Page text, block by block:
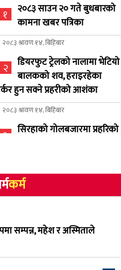
१
२०८३ साउन २० गते बुधबारको
कामना खबर पत्रिका
२०८३ श्रावण १४, बिहिबार
२
डियरफुट ट्रेलको नालामा भेटियो
बालकको शव, हराइरहेका
हुन सक्ने प्रहरीको आशंका
२०८३ श्रावण १४, बिहिबार
३
सिरहाको गोलबजारमा प्रहरिको
४
NCSC को अध्यक्षमा घनेन्द्र
न्यौपाने बिजयी
नेप्लिज सोसाइटि अफ
कर्म
सम्पन्न, महेश र अस्मिताले